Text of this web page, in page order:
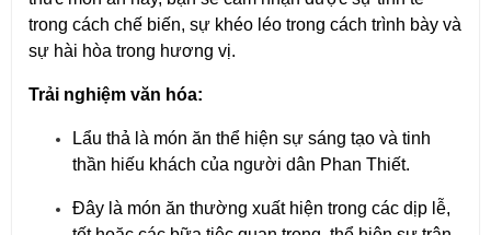
trong cách chế biến, sự khéo léo trong cách trình bày và
sự hài hòa trong hương vị.
Trải nghiệm văn hóa:
Lẩu thả là món ăn thể hiện sự sáng tạo và tinh
thần hiếu khách của người dân Phan Thiết.
Đây là món ăn thường xuất hiện trong các dịp lễ,